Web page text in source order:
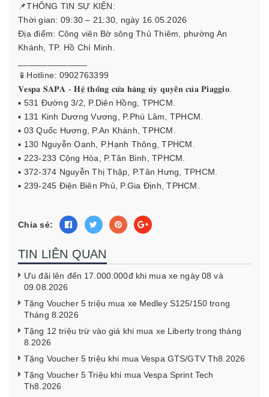
📌THÔNG TIN SỰ KIỆN:
Thời gian: 09:30 – 21:30, ngày 16.05.2026
Địa điểm: Công viên Bờ sông Thủ Thiêm, phường An
Khánh, TP. Hồ Chí Minh.
📱Hotline: 0902763399
𝐕𝐞𝐬𝐩𝐚 𝐒𝐀𝐏𝐀 - 𝐇𝐞̣̂ 𝐭𝐡𝐨̂́𝐧𝐠 𝐜𝐮̛̉𝐚 𝐡𝐚̀𝐧𝐠 𝐮̉𝐲 𝐪𝐮𝐲𝐞̂̀𝐧 𝐜𝐮̉𝐚 𝐏𝐢𝐚𝐠𝐠𝐢𝐨.
▪️ 531 Đường 3/2, P.Diên Hồng, TPHCM.
▪️ 131 Kinh Dương Vương, P.Phú Lâm, TPHCM.
▪️ 03 Quốc Hương, P.An Khánh, TPHCM.
▪️ 130 Nguyễn Oanh, P.Hạnh Thông, TPHCM.
▪️ 223-233 Cộng Hòa, P.Tân Bình, TPHCM.
▪️ 372-374 Nguyễn Thị Thập, P.Tân Hưng, TPHCM.
▪️ 239-245 Điện Biên Phủ, P.Gia Định, TPHCM.
Chia sẻ:
TIN LIÊN QUAN
Ưu đãi lên đến 17.000.000đ khi mua xe ngày 08 và
09.08.2026
Tặng Voucher 5 triệu mua xe Medley S125/150 trong
Tháng 8.2026
Tặng 12 triệu trừ vào giá khi mua xe Liberty trong tháng
8.2026
Tặng Voucher 5 triệu khi mua Vespa GTS/GTV Th8.2026
Tặng Voucher 5 Triệu khi mua Vespa Sprint Tech
Th8.2026